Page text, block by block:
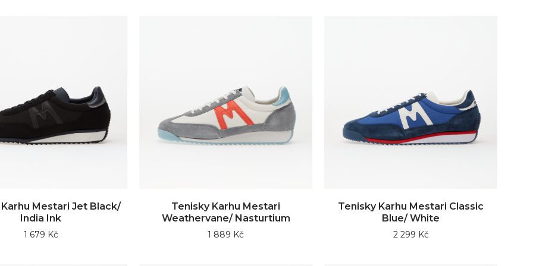
Mestari Jet Black/
India Ink
1 679 Kč
Tenisky Karhu Mestari
Weathervane/ Nasturtium
1 889 Kč
Tenisky Karhu Mestari Classic
Blue/ White
2 299 Kč